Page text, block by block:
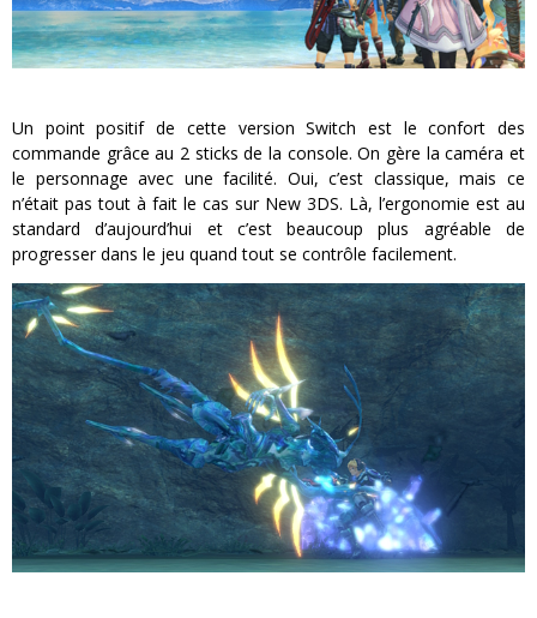
Un point positif de cette version Switch est le confort des
commande grâce au 2 sticks de la console. On gère la caméra et
le personnage avec une facilité. Oui, c’est classique, mais ce
n’était pas tout à fait le cas sur New 3DS. Là, l’ergonomie est au
standard d’aujourd’hui et c’est beaucoup plus agréable de
progresser dans le jeu quand tout se contrôle facilement.